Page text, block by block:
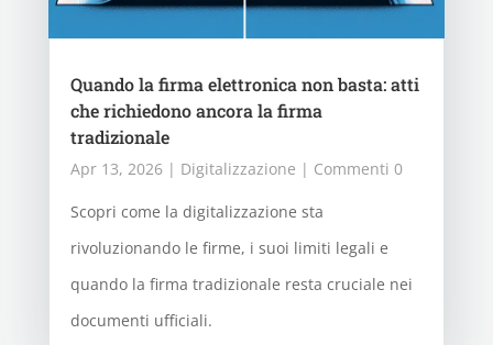
Quando la firma elettronica non basta: atti
che richiedono ancora la firma
tradizionale
Apr 13, 2026| Digitalizzazione | Commenti 0
Scopri come la digitalizzazione sta
rivoluzionando le firme, i suoi limiti legali e
quando la firma tradizionale resta cruciale nei
documenti ufficiali.